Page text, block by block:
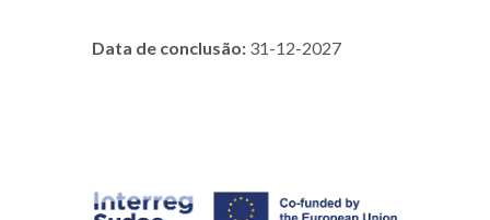
Data de conclusão: 31-12-2027